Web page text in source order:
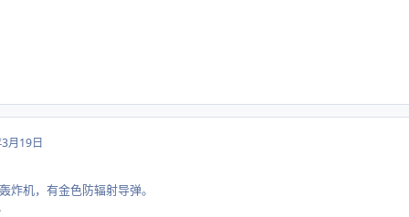
月19日
炸机，有金色防辐射导弹。